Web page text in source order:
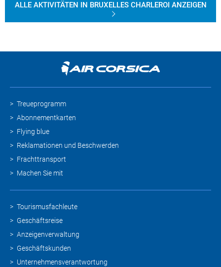
ALLE AKTIVITÄTEN IN BRUXELLES CHARLEROI ANZEIGEN
Treueprogramm
Abonnementkarten
Flying blue
Reklamationen und Beschwerden
Frachttransport
Machen Sie mit
Tourismusfachleute
Geschäftsreise
Anzeigenverwaltung
Geschäftskunden
Unternehmensverantwortung